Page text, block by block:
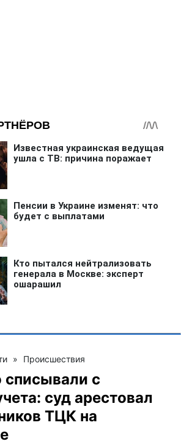
» Происшествия
списывали с
суд арестовал
ТЦК на